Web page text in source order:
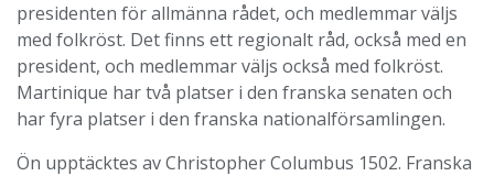
presidenten för allmänna rådet, och medlemmar väljs
med folkröst. Det finns ett regionalt råd, också med en
president, och medlemmar väljs också med folkröst.
Martinique har två platser i den franska senaten och
har fyra platser i den franska nationalförsamlingen.
Ön upptäcktes av Christopher Columbus 1502. Franska